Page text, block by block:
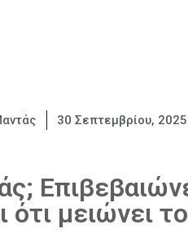
30 Σεπτεμβρίου, 2025
ότι μειώνει